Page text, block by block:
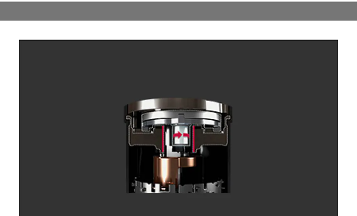
الضاغط المزوّد بمحول ذو
يقوم الضاغط المزوّد بمحول ذو الأداء الأقصى بتحسين الكفاءة
في
استهلاك الطاقة وموثوقية الضاغط.